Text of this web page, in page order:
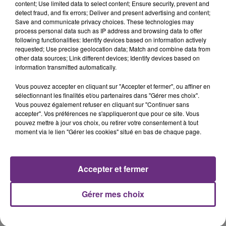
Tous les horaires de passage
Horaires
FIL D'ACTUS
UN FEU DE REMORQUE BLOQUE LA
CIRCULATION DANS LES ARDENNES
Un feu de remorque s'est déclaré ce mercredi en
fin de matinée sur l'A34.
content; Use limited data to select content; Ensure security, prevent and
detect fraud, and fix errors; Deliver and present advertising and content;
Save and communicate privacy choices. These technologies may
process personal data such as IP address and browsing data to offer
following functionalities: Identify devices based on information actively
requested; Use precise geolocation data; Match and combine data from
other data sources; Link different devices; Identify devices based on
information transmitted automatically.
Vous pouvez accepter en cliquant sur "Accepter et fermer", ou affiner en
sélectionnant les finalités et/ou partenaires dans "Gérer mes choix".
Vous pouvez également refuser en cliquant sur "Continuer sans
accepter". Vos préférences ne s'appliqueront que pour ce site. Vous
pouvez mettre à jour vos choix, ou retirer votre consentement à tout
moment via le lien "Gérer les cookies" situé en bas de chaque page.
Gérer mes choix
Accepter et fermer